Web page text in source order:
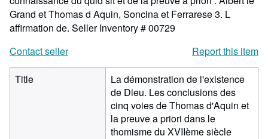
Grand et Thomas d Aquin, Soncina et Ferrarese 3. L
affirmation de. Seller Inventory # 00729
Contact seller
Report this item
Title
La démonstration de l'existence
de Dieu. Les conclusions des
cinq voies de Thomas d'Aquin et
la preuve a priori dans le
thomisme du XVIIème siècle